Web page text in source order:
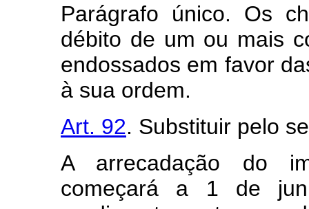
Parágrafo único. Os
débito de um ou mais
endossados em favor
à sua ordem.
Art. 92. Substituir pelo
A arrecadação do
começará a 1 de